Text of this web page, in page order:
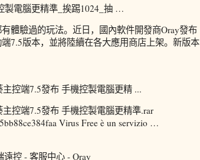
製電腦更精準_挨踢1024_抽 …
體驗過的玩法。近日，國內軟件開發商Oray發布
7.5版本，並將陸續在各大應用商店上架。新版本
主控端7.5發布 手機控製電腦更精 ...
主控端7.5發布 手機控製電腦更精準.rar
Virus Free è un servizio …
控 - 客服中心 - Oray